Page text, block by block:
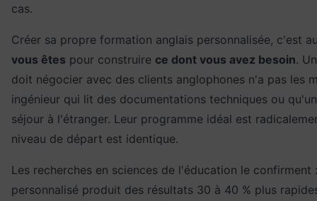
cas.
Créer sa propre formation anglais personnalisée, c'est
vous êtes pour construire ce dont vous avez besoin.
doit négocier avec des clients anglophones n'a pas les
ingénieur qui lit des documentations techniques ou
séjour à l'étranger. Leur programme idéal est
niveau de départ est identique.
Les recherches en sciences de l'éducation le confirment
personnalisé produit des résultats 30 à 40 % plus